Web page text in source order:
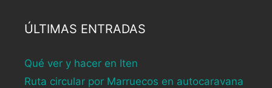
ÚLTIMAS ENTRADAS
Qué ver y hacer en Iten
Ruta circular por Marruecos en autocaravana